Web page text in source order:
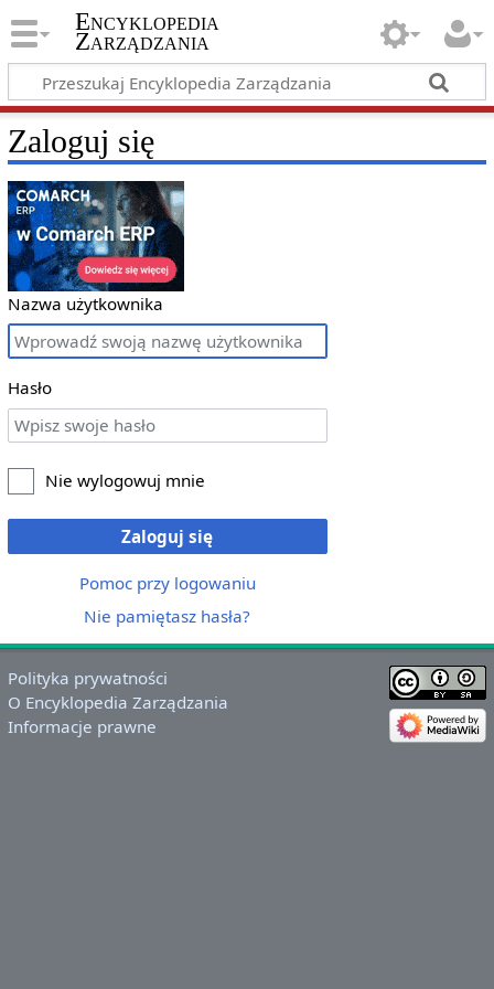
Encyklopedia
Zarządzania
Zaloguj się
Nazwa użytkownika
Hasło
Nie wylogowuj mnie
Zaloguj się
Pomoc przy logowaniu
Nie pamiętasz hasła?
Polityka prywatności
O Encyklopedia Zarządzania
Informacje prawne